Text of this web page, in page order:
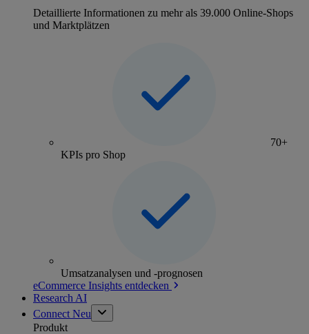
Detaillierte Informationen zu mehr als 39.000 Online-Shops
und Marktplätzen
70+
KPIs pro Shop
Umsatzanalysen und -prognosen
eCommerce Insights entdecken
Research AI
Connect Neu
Produkt